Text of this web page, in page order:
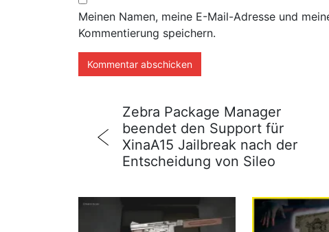
Meinen Namen, meine E-Mail-Adresse und
Kommentierung speichern.
Zebra Package Manager
beendet den Support für
XinaA15 Jailbreak nach der
Entscheidung von Sileo